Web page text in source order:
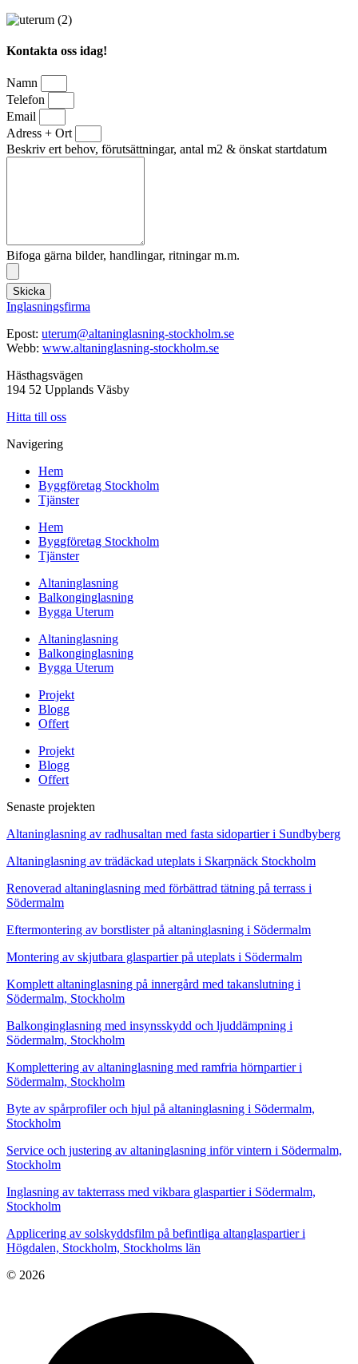
Kontakta oss idag!
Namn
Telefon
Email
Adress + Ort
Beskriv ert behov, förutsättningar, antal m2 & önskat startdatum
Bifoga gärna bilder, handlingar, ritningar m.m.
Skicka
Inglasningsfirma
Epost: uterum@altaninglasning-stockholm.se
Webb: www.altaninglasning-stockholm.se
Hästhagsvägen
194 52 Upplands Väsby
Hitta till oss
Navigering
Hem
Byggföretag Stockholm
Tjänster
Hem
Byggföretag Stockholm
Tjänster
Altaninglasning
Balkonginglasning
Bygga Uterum
Altaninglasning
Balkonginglasning
Bygga Uterum
Projekt
Blogg
Offert
Projekt
Blogg
Offert
Senaste projekten
Altaninglasning av radhusaltan med fasta sidopartier i Sundbyberg
Altaninglasning av trädäckad uteplats i Skarpnäck Stockholm
Renoverad altaninglasning med förbättrad tätning på terrass i
Södermalm
Eftermontering av borstlister på altaninglasning i Södermalm
Montering av skjutbara glaspartier på uteplats i Södermalm
Komplett altaninglasning på innergård med takanslutning i
Södermalm, Stockholm
Balkonginglasning med insynsskydd och ljuddämpning i
Södermalm, Stockholm
Komplettering av altaninglasning med ramfria hörnpartier i
Södermalm, Stockholm
Byte av spårprofiler och hjul på altaninglasning i Södermalm,
Stockholm
Service och justering av altaninglasning inför vintern i Södermalm,
Stockholm
Inglasning av takterrass med vikbara glaspartier i Södermalm,
Stockholm
Applicering av solskyddsfilm på befintliga altanglaspartier i
Högdalen, Stockholm, Stockholms län
© 2026